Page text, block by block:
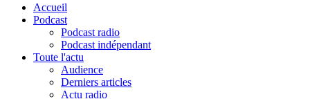
Accueil
Podcast
Podcast radio
Podcast indépendant
Toute l'actu
Audience
Derniers articles
Actu radio